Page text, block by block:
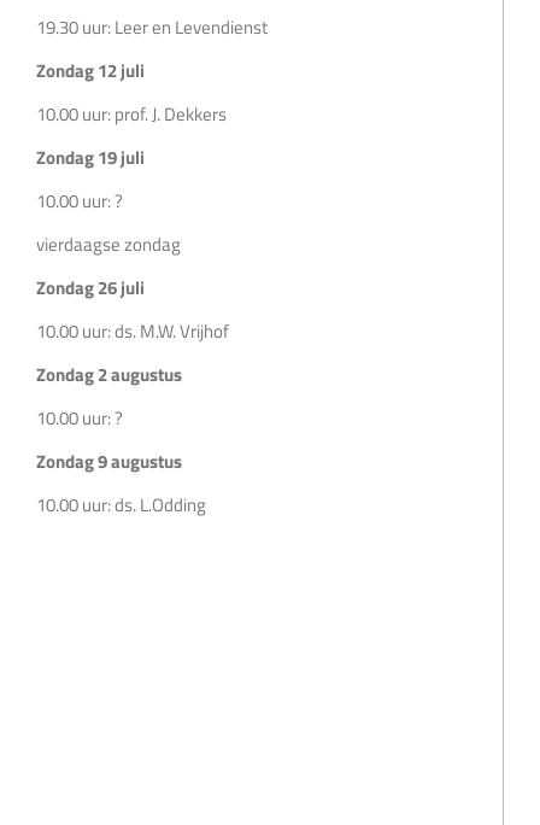
19.30 uur: Leer en Levendienst
Zondag 12 juli
10.00 uur: prof. J. Dekkers
Zondag 19 juli
10.00 uur: ?
vierdaagse zondag
Zondag 26 juli
10.00 uur: ds. M.W. Vrijhof
Zondag 2 augustus
10.00 uur: ?
Zondag 9 augustus
10.00 uur: ds. L.Odding